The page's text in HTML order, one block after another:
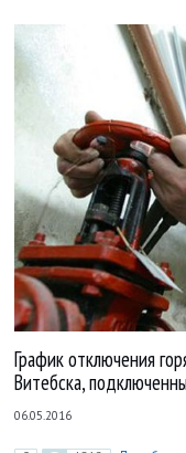
График отключения
Витебска,
06.05.2016